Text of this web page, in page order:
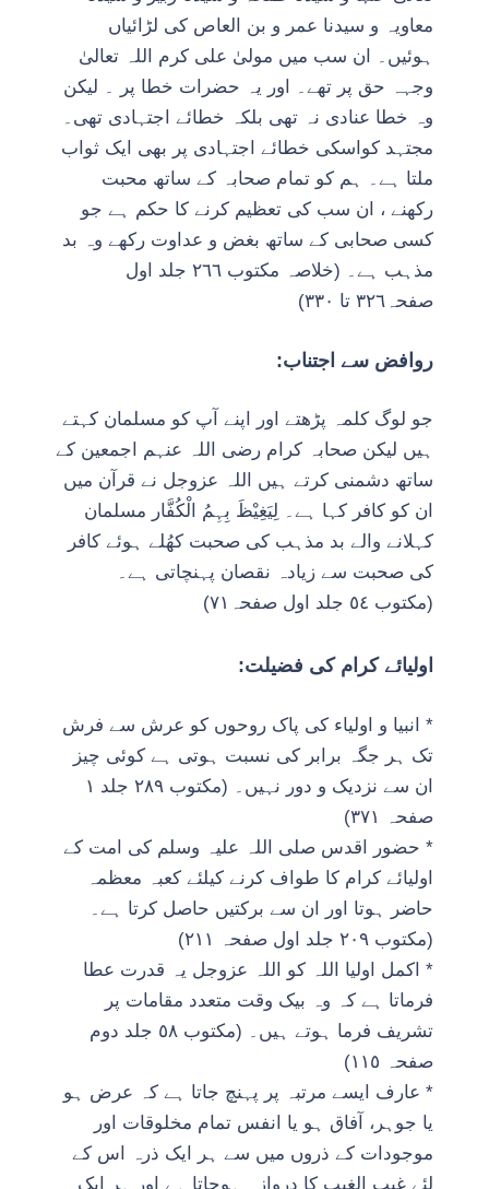
معاویہ و سیدنا عمر و بن العاص کی لڑائیاں
ہوئیں۔ ان سب میں مولیٰ علی کرم اللہ تعالیٰ
وجہہ حق پر تھے۔ اور یہ حضرات خطا پر ۔ لیکن
وہ خطا عنادی نہ تھی بلکہ خطائے اجتہادی تھی۔
مجتہد کواسکی خطائے اجتہادی پر بھی ایک ثواب
ملتا ہے۔ ہم کو تمام صحابہ کے ساتھ محبت
رکھنے ، ان سب کی تعظیم کرنے کا حکم ہے جو
کسی صحابی کے ساتھ بغض و عداوت رکھے وہ بد
مذہب ہے۔ (خلاصہ مکتوب ٢٦٦ جلد اول
صفحہ٣٢٦ تا ٣٣٠)
روافض سے اجتناب:
جو لوگ کلمہ پڑھتے اور اپنے آپ کو مسلمان کہتے
ہیں لیکن صحابہ کرام رضی اللہ عنہم اجمعین کے
ساتھ دشمنی کرتے ہیں اللہ عزوجل نے قرآن میں
ان کو کافر کہا ہے۔ لِیَغِیْظَ بِہِمُ الْکُفَّار مسلمان
کہلانے والے بد مذہب کی صحبت کھُلے ہوئے کافر
کی صحبت سے زیادہ نقصان پہنچاتی ہے۔
(مکتوب ٥٤ جلد اول صفحہ٧١)
اولیائے کرام کی فضیلت:
* انبیا و اولیاء کی پاک روحوں کو عرش سے فرش
تک ہر جگہ برابر کی نسبت ہوتی ہے کوئی چیز
ان سے نزدیک و دور نہیں۔ (مکتوب ٢٨٩ جلد ۱
صفحہ ٣٧١)
* حضور اقدس صلی اللہ علیہ وسلم کی امت کے
اولیائے کرام کا طواف کرنے کیلئے کعبہ معظمہ
حاضر ہوتا اور ان سے برکتیں حاصل کرتا ہے۔
(مکتوب ٢٠٩ جلد اول صفحہ ٢١١)
* اکمل اولیا اللہ کو اللہ عزوجل یہ قدرت عطا
فرماتا ہے کہ وہ بیک وقت متعدد مقامات پر
تشریف فرما ہوتے ہیں۔ (مکتوب ٥٨ جلد دوم
صفحہ ١١٥)
* عارف ایسے مرتبہ پر پہنچ جاتا ہے کہ عرض ہو
یا جوہر، آفاق ہو یا انفس تمام مخلوقات اور
موجودات کے ذروں میں سے ہر ایک ذرہ اس کے
لئے غیب الغیب کا دروازہ ہوجاتا ہے اور ہر ایک